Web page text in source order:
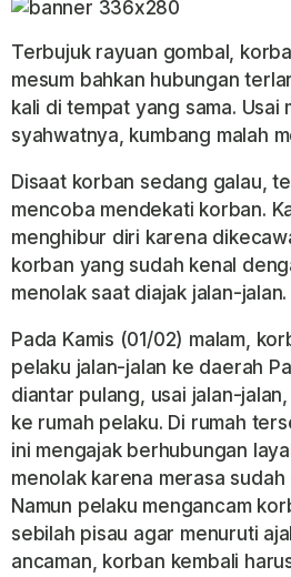
Terbujuk rayuan gombal,
mesum bahkan hubungan
kali di tempat yang sama. Usai
syahwatnya, kumbang malah
Disaat korban sedang galau,
mencoba mendekati korban.
menghibur diri karena
korban yang sudah kenal
menolak saat diajak jalan-jalan.
Pada Kamis (01/02) malam,
pelaku jalan-jalan ke daerah
diantar pulang, usai jalan-
ke rumah pelaku. Di rumah
ini mengajak berhubungan
menolak karena merasa
Namun pelaku mengancam
sebilah pisau agar menuruti
ancaman, korban kembali